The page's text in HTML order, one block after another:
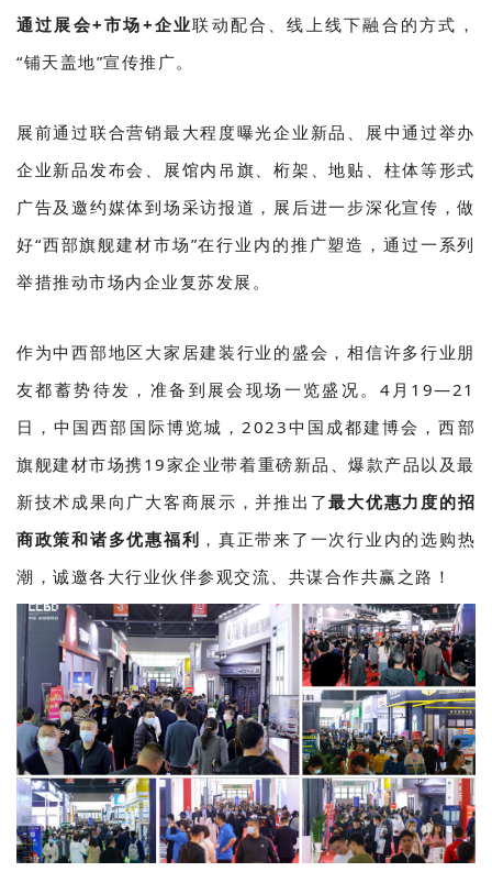
通过展会+市场+企业联动配合、线上线下融合的方式，
“铺天盖地”宣传推广。
展前通过联合营销最大程度曝光企业新品、展中通过举办
企业新品发布会、展馆内吊旗、桁架、地贴、柱体等形式
广告及邀约媒体到场采访报道，展后进一步深化宣传，做
好“西部旗舰建材市场”在行业内的推广塑造，通过一系列
举措推动市场内企业复苏发展。
作为中西部地区大家居建装行业的盛会，相信许多行业朋
友都蓄势待发，准备到展会现场一览盛况。4月19—21
日，中国西部国际博览城，2023中国成都建博会，西部
旗舰建材市场携19家企业带着重磅新品、爆款产品以及最
新技术成果向广大客商展示，并推出了最大优惠力度的招
商政策和诸多优惠福利 ，真正带来了一次行业内的选购热
潮，诚邀各大行业伙伴参观交流、共谋合作共赢之路！